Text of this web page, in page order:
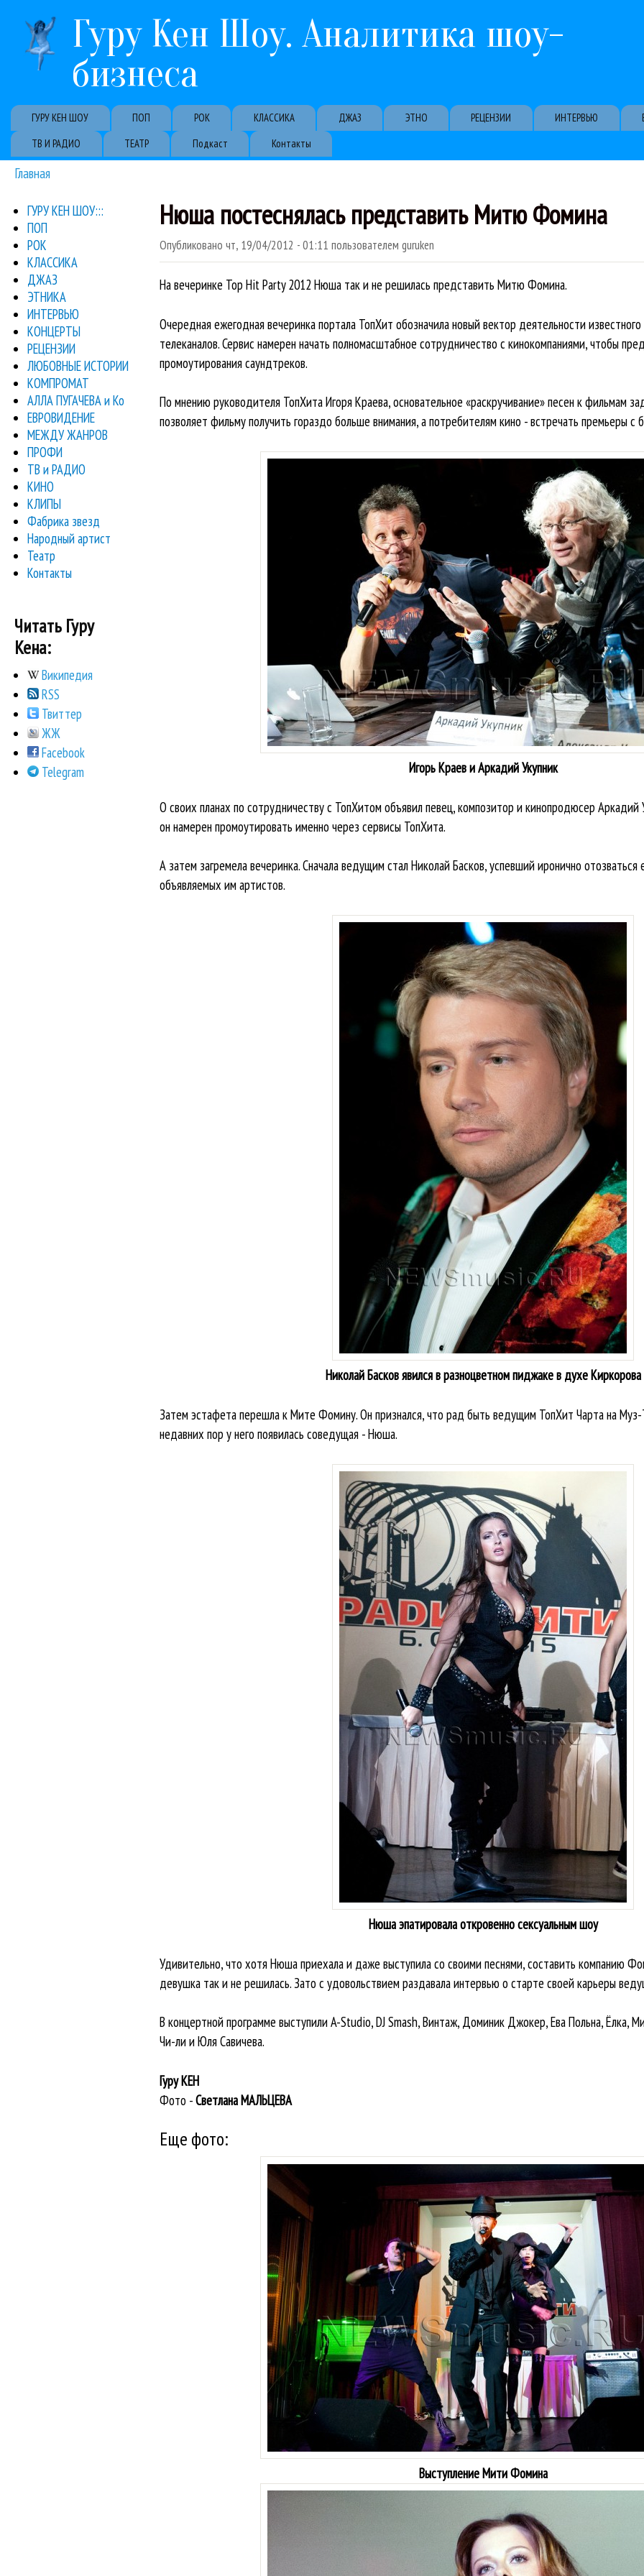
Гуру Кен Шоу. Аналитика шоу-
бизнеса
Primary links
ГУРУ КЕН ШОУ ПОП РОК КЛАССИКА ДЖАЗ ЭТНО РЕЦЕНЗИИ ИНТЕРВЬЮ
ТВ И РАДИО
ТЕАТР Подкаст Контакты
Вы здесь
Главная
Нюша постеснялась представить Митю Фомина
Опубликовано чт, 19/04/2012 - 01:11 пользователем guruken
На вечеринке Top Hit Party 2012 Нюша так и не решилась представить Митю Фомина.
Очередная ежегодная вечеринка портала ТопХит обозначила новый вектор деятельности
телеканалов. Сервис намерен начать полномасштабное сотрудничество с кинокомпаниями, чтобы
промоутирования саундтреков.
По мнению руководителя ТопХита Игоря Краева, основательное «раскручивание» песен к фильмам
позволяет фильму получить гораздо больше внимания, а потребителям кино - встречать премьеры с
Игорь Краев и Аркадий Укупник
О своих планах по сотрудничеству с ТопХитом объявил певец, композитор и кинопродюсер
он намерен промоутировать именно через сервисы ТопХита.
А затем загремела вечеринка. Сначала ведущим стал Николай Басков, успевший иронично
объявляемых им артистов.
Николай Басков явился в разноцветном пиджаке в духе Киркорова
Затем эстафета перешла к Мите Фомину. Он признался, что рад быть ведущим ТопХит Чарта на
недавних пор у него появилась соведущая - Нюша.
Нюша эпатировала откровенно сексуальным шоу
Удивительно, что хотя Нюша приехала и даже выступила со своими песнями, составить компанию
девушка так и не решилась. Зато с удовольствием раздавала интервью о старте своей карьеры
В концертной программе выступили A-Studio, DJ Smash, Винтаж, Доминик Джокер, Ева Польна, Ёлка,
Чи-ли и Юля Савичева.
Гуру КЕН
Фото -Светлана МАЛЬЦЕВА
Еще фото:
Выступление Мити Фомина
ГУРУ КЕН ШОУ:::
ПОП
РОК
КЛАССИКА
ДЖАЗ
ЭТНИКА
ИНТЕРВЬЮ
КОНЦЕРТЫ
РЕЦЕНЗИИ
ЛЮБОВНЫЕ ИСТОРИИ
КОМПРОМАТ
АЛЛА ПУГАЧЕВА и Ко
ЕВРОВИДЕНИЕ
МЕЖДУ ЖАНРОВ
ПРОФИ
ТВ и РАДИО
КИНО
КЛИПЫ
Фабрика звезд
Народный артист
Театр
Контакты
Читать Гуру
Кена:
Википедия
RSS
Твиттер
ЖЖ
Facebook
Telegram